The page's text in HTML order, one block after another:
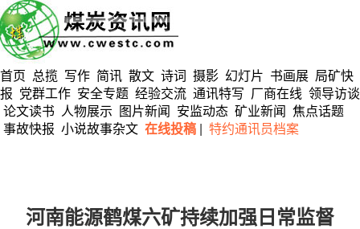
首页 总揽 写作 简讯 散文 诗词 摄影 幻灯片 书画展 局矿快
报 党群工作 安全专题 经验交流 通讯特写 厂商在线 领导访谈
论文读书
人物展示 图片新闻 安监动态 矿业新闻
焦点话题
事故快报 小说故事杂文 在线投稿 特约通讯员档案
河南能源鹤煤六矿持续加强日常监督